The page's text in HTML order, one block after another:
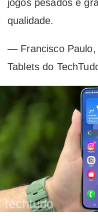
jogos pesados e
qualidade.
— Francisco Paulo,
Tablets do